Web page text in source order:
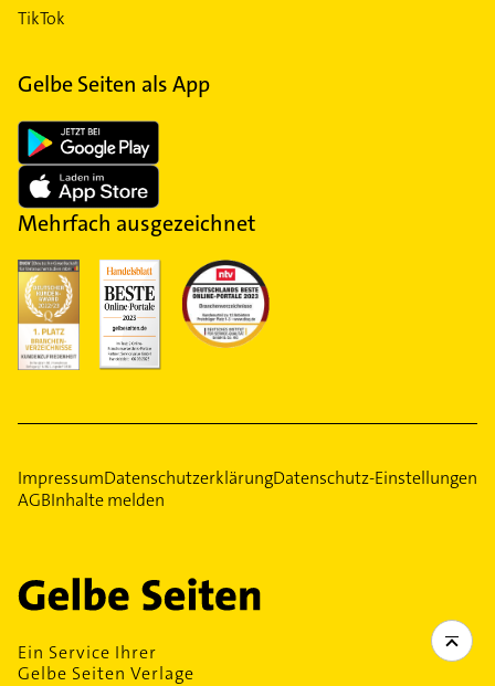
TikTok
Gelbe Seiten als App
Mehrfach ausgezeichnet
ImpressumDatenschutzerklärungDatenschutz-Einstellungen
AGBInhalte melden
Ein Service Ihrer
Gelbe Seiten Verlage